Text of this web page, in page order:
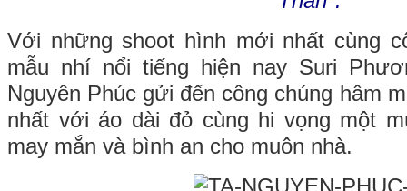
Với những shoot hình mới nhất cùng
mẫu nhí nổi tiếng hiện nay Suri
Nguyên Phúc gửi đến công chúng hâm
nhất với áo dài đỏ cùng hi vọng một
may mắn và bình an cho muôn nhà.